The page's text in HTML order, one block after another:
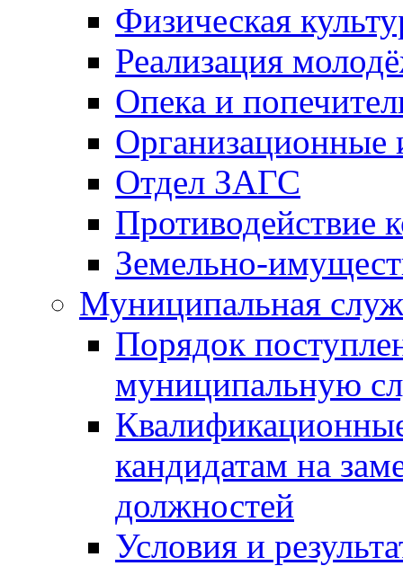
Физическая
Реализация
Опека и
Отдел ЗАГС
Противодействие
Земельно-
Муниципальная
Порядок
муниципальную
кандидатам на
должностей
Условия и